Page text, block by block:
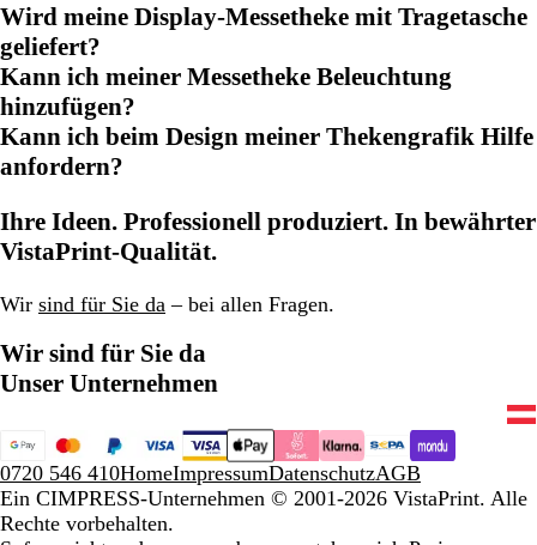
Wird meine Display-Messetheke mit Tragetasche
geliefert?
Kann ich meiner Messetheke Beleuchtung
hinzufügen?
Kann ich beim Design meiner Thekengrafik Hilfe
anfordern?
Ihre Ideen. Professionell produziert. In bewährter
VistaPrint-Qualität.
Wir sind für Sie da – bei allen Fragen.
Wir sind für Sie da
Unser Unternehmen
0720 546 410HomeImpressumDatenschutzAGB
Ein CIMPRESS-Unternehmen © 2001-2026 VistaPrint. Alle
Rechte vorbehalten.